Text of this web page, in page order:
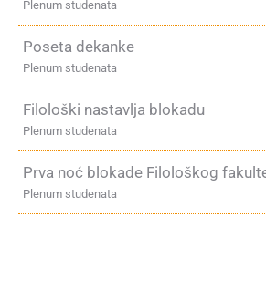
Plenum studenata
Poseta dekanke
Plenum studenata
Filološki nastavlja blokadu
Plenum studenata
Prva noć blokade Filološkog
Plenum studenata